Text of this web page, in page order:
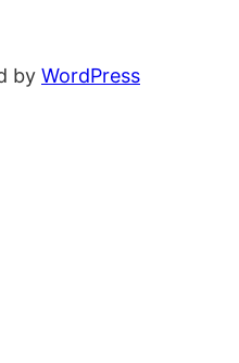
by WordPress